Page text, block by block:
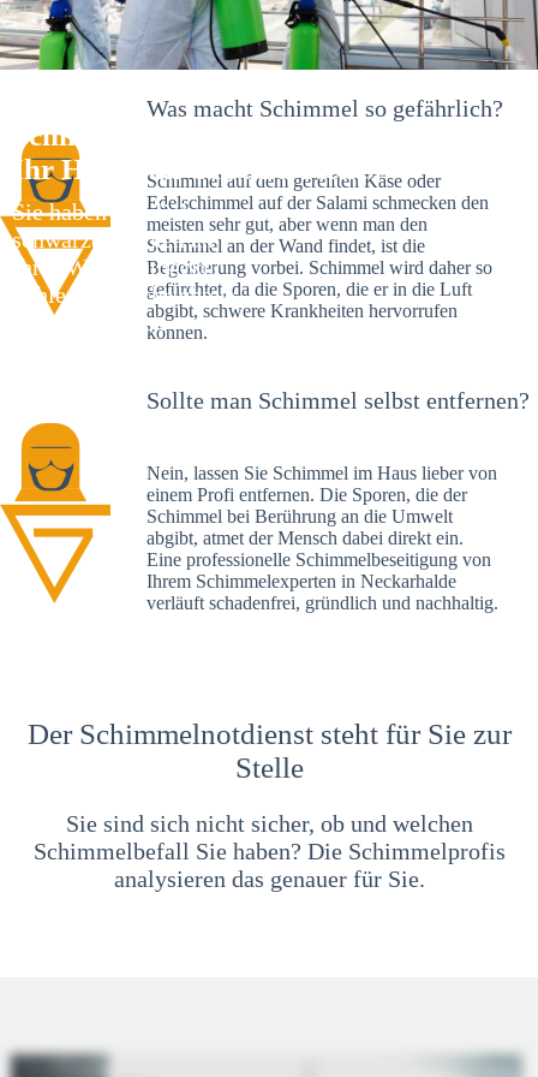
Schimmelexperte in Neckarhalde –
Ihr Helfer an Ort und Stelle
Sie haben kürzlich
schwarze Flecken an
Ihrer Wand entdeckt?
Schlechte Nachrichten:
Sie haben einen
Was macht Schimmel so gefährlich?
Schimmel auf dem gereiften Käse oder
Edelschimmel auf der Salami schmecken den
meisten sehr gut, aber wenn man den
Schimmel an der Wand findet, ist die
Begeisterung vorbei. Schimmel wird daher so
gefürchtet, da die Sporen, die er in die Luft
abgibt, schwere Krankheiten hervorrufen
können.
Sollte man Schimmel selbst entfernen?
Nein, lassen Sie Schimmel im Haus lieber von
einem Profi entfernen. Die Sporen, die der
Schimmel bei Berührung an die Umwelt
abgibt, atmet der Mensch dabei direkt ein.
Eine professionelle Schimmelbeseitigung von
Ihrem Schimmelexperten in Neckarhalde
verläuft schadenfrei, gründlich und nachhaltig.
Der Schimmelnotdienst steht für Sie zur
Stelle
Sie sind sich nicht sicher, ob und welchen
Schimmelbefall Sie haben? Die Schimmelprofis
analysieren das genauer für Sie.